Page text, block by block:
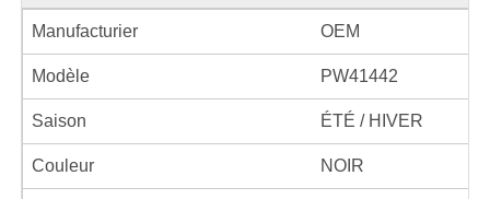
Manufacturier OEM
Modèle PW41442
Saison ÉTÉ / HIVER
Couleur NOIR